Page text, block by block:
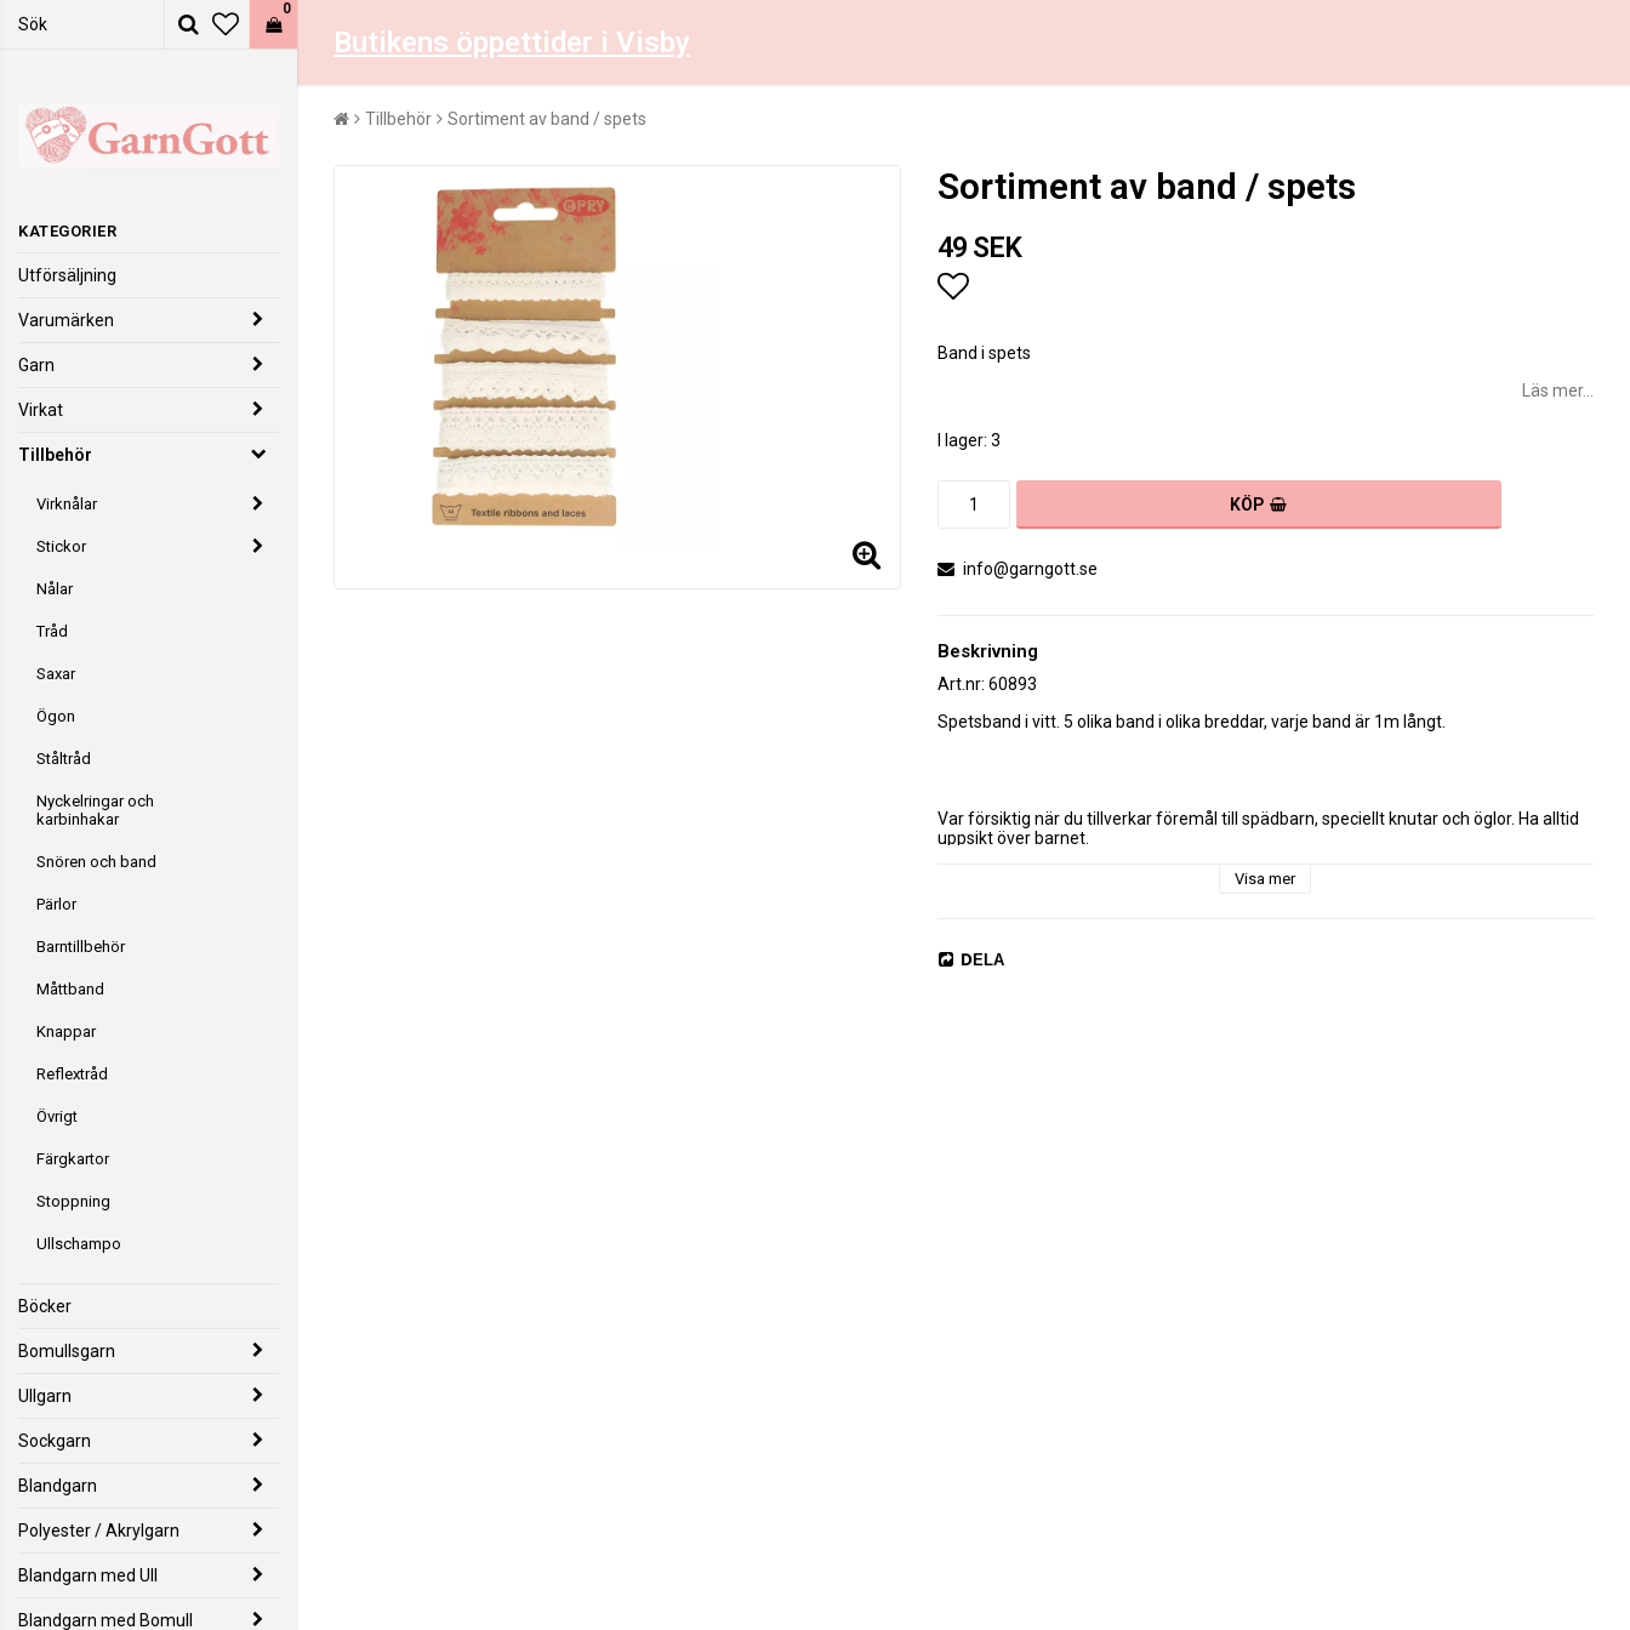
Butikens öppettider i Visby
0
KATEGORIER
Utförsäljning
Varumärken
Garn
Virkat
Tillbehör
Virknålar
Stickor
Nålar
Tråd
Saxar
Ögon
Ståltråd
Nyckelringar och
karbinhakar
Snören och band
Pärlor
Barntillbehör
Måttband
Knappar
Reflextråd
Övrigt
Färgkartor
Stoppning
Ullschampo
Böcker
Bomullsgarn
Ullgarn
Sockgarn
Blandgarn
Polyester / Akrylgarn
Blandgarn med Ull
Blandgarn med Bomull
Tillbehör Sortiment av band / spets
Sortiment av band / spets
49 SEK
Band i spets
Läs mer...
I lager: 3
KÖP
info@garngott.se
Beskrivning
Art.nr: 60893
Spetsband i vitt. 5 olika band i olika breddar, varje band är 1m långt.
Var försiktig när du tillverkar föremål till spädbarn, speciellt knutar och öglor. Ha alltid
uppsikt över barnet.
Visa mer
DELA